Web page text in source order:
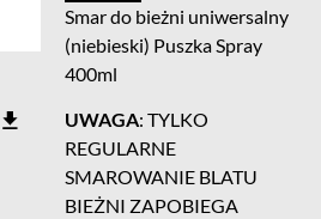
Smar do bieżni uniwersalny
(niebieski) Puszka Spray
400ml
UWAGA: TYLKO
REGULARNE
SMAROWANIE BLATU
BIEŻNI ZAPOBIEGA